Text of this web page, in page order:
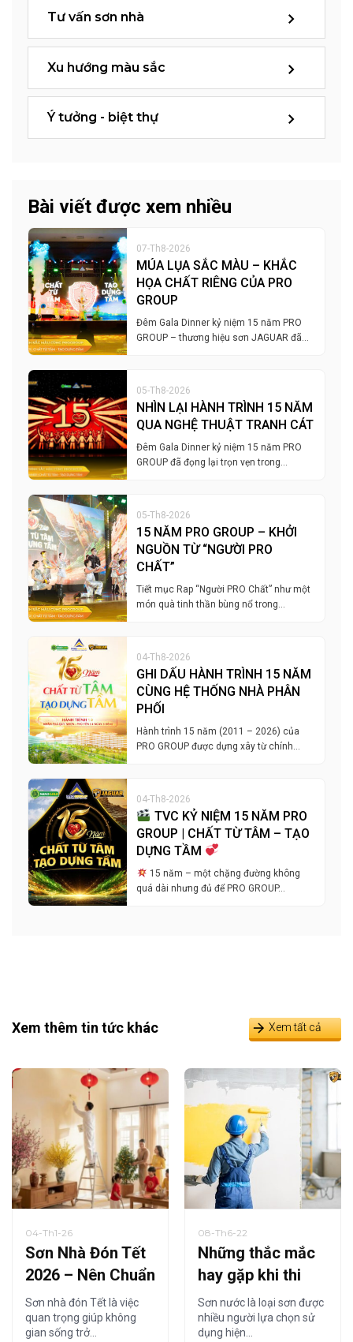
Tư vấn sơn nhà
Xu hướng màu sắc
Ý tưởng - biệt thự
Bài viết được xem nhiều
07-Th8-2026
MÚA LỤA SẮC MÀU – KHẮC
HỌA CHẤT RIÊNG CỦA PRO
GROUP
Đêm Gala Dinner kỷ niệm 15 năm PRO
GROUP – thương hiệu sơn JAGUAR đã…
05-Th8-2026
NHÌN LẠI HÀNH TRÌNH 15 NĂM
QUA NGHỆ THUẬT TRANH CÁT
Đêm Gala Dinner kỷ niệm 15 năm PRO
GROUP đã đọng lại trọn vẹn trong…
05-Th8-2026
15 NĂM PRO GROUP – KHỞI
NGUỒN TỪ “NGƯỜI PRO
CHẤT”
Tiết mục Rap “Người PRO Chất” như một
món quà tinh thần bùng nổ trong…
04-Th8-2026
GHI DẤU HÀNH TRÌNH 15 NĂM
CÙNG HỆ THỐNG NHÀ PHÂN
PHỐI
Hành trình 15 năm (2011 – 2026) của
PRO GROUP được dựng xây từ chính…
04-Th8-2026
TVC KỶ NIỆM 15 NĂM PRO
GROUP | CHẤT TỪ TÂM – TẠO
DỰNG TẦM
15 năm – một chặng đường không
quá dài nhưng đủ để PRO GROUP…
Xem thêm tin tức khác Xem tất cả
04-Th1-26
Sơn Nhà Đón Tết
2026 – Nên Chuẩn
Bị Từ Khi Nào Là
Hợp Lý?
Sơn nhà đón Tết là việc
quan trọng giúp không
gian sống trở…
08-Th6-22
Những thắc mắc
hay gặp khi thi
công sơn nước
không chỉ của
Sơn nước là loại sơn được
nhiều người lựa chọn sử
dụng hiện…